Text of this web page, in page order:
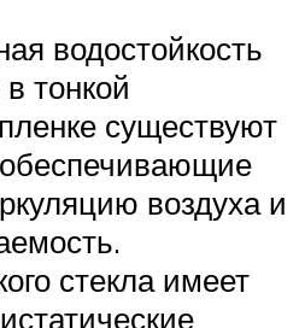
водостойкость
тонкой
существуют
воздуха и
стекла имеет